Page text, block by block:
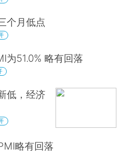
个月低点
为51.0% 略有回落
低，经济
略有回落